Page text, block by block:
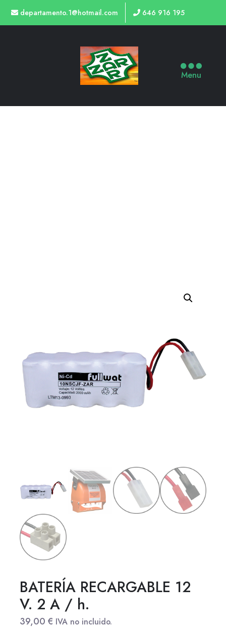
departamento.1@hotmail.com 646 916 195
Menu
BATERÍA RECARGABLE 12
V. 2 A / h.
39,00 € IVA no incluido.